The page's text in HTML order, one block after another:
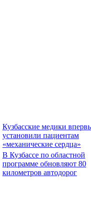
Кузбасские медики
установили пациентам
«механические сердца»
В Кузбассе по областной
программе обновляют 80
километров автодорог